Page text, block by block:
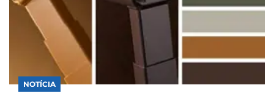
NOTÍCIA